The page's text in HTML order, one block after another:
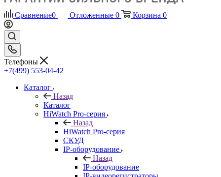
Сравнение0 Отложенные 0 Корзина 0
Телефоны
+7(499) 553-04-42
Каталог
Назад
Каталог
HiWatch Pro-серия
Назад
HiWatch Pro-серия
CКУД
IP-оборудование
Назад
IP-оборудование